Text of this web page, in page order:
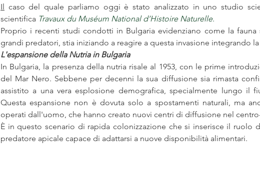
Il caso del quale parliamo oggi è stato analizzato in uno studio
scientifica Travaux du Muséum National d’Histoire Naturelle.
Proprio i recenti studi condotti in Bulgaria evidenziano come la fauna
grandi predatori, stia iniziando a reagire a questa invasione integrando
L'espansione della Nutria in Bulgaria
In Bulgaria, la presenza della nutria risale al 1953, con le prime
del Mar Nero. Sebbene per decenni la sua diffusione sia rimasta
assistito a una vera esplosione demografica, specialmente lungo il
Questa espansione non è dovuta solo a spostamenti naturali, ma
operati dall'uomo, che hanno creato nuovi centri di diffusione nel
È in questo scenario di rapida colonizzazione che si inserisce il ruolo
predatore apicale capace di adattarsi a nuove disponibilità alimentari.